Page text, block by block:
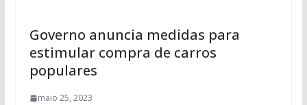
Governo anuncia medidas para
estimular compra de carros
populares
maio 25, 2023